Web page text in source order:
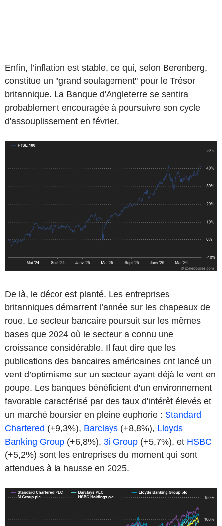
Enfin, l’inflation est stable, ce qui, selon Berenberg,
constitue un "grand soulagement" pour le Trésor
britannique. La Banque d'Angleterre se sentira
probablement encouragée à poursuivre son cycle
d'assouplissement en février.
De là, le décor est planté. Les entreprises
britanniques démarrent l’année sur les chapeaux de
roue. Le secteur bancaire poursuit sur les mêmes
bases que 2024 où le secteur a connu une
croissance considérable. Il faut dire que les
publications des bancaires américaines ont lancé un
vent d’optimisme sur un secteur ayant déjà le vent en
poupe. Les banques bénéficient d'un environnement
favorable caractérisé par des taux d'intérêt élevés et
un marché boursier en pleine euphorie : Standard
Chartered (+9,3%), Barclays (+8,8%), Lloyds
Banking Group (+6,8%), 3i Group (+5,7%), et HSBC
(+5,2%) sont les entreprises du moment qui sont
attendues à la hausse en 2025.